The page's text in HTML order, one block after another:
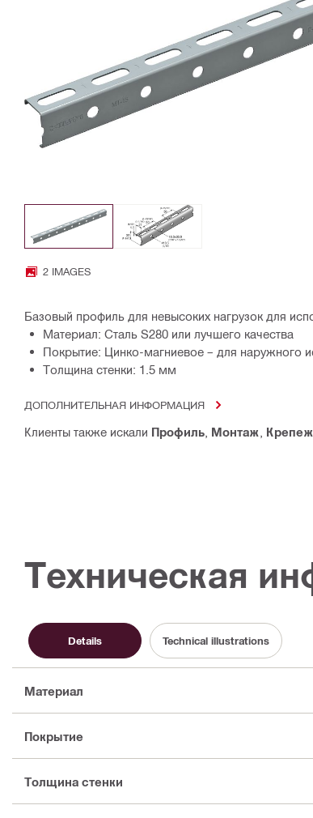
2 IMAGES
Базовый профиль для невысоких нагрузок для
Материал: Сталь S280 или лучшего качества
Покрытие: Цинко-магниевое – для наружного
Толщина стенки: 1.5 мм
ДОПОЛНИТЕЛЬНАЯ ИНФОРМАЦИЯ
Клиенты также искали Профиль Монтаж Крепеж
Техническая
Details Technical illustrations
Материал
Покрытие
Толщина стенки